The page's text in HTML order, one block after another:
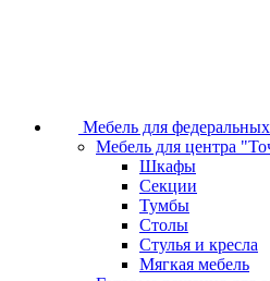
Мебель для
Мебель для центра
Шкафы
Секции
Тумбы
Столы
Стулья и кресла
Мягкая мебель